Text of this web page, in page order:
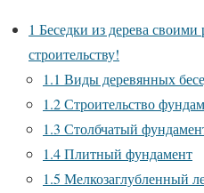
1 Беседки из дерева
строительству!
1.1 Виды деревянных
1.2Строительство
1.3 Столбчатый
1.4Плитный фундамент
1.5 Мелкозаглубленный